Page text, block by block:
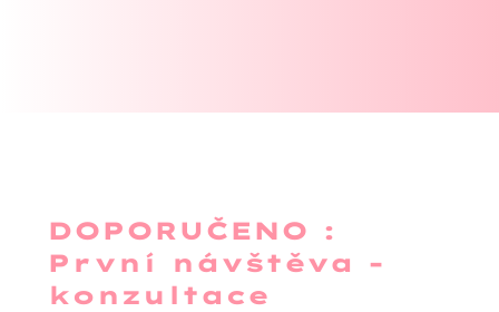
DOPORUČENO :
První návštěva -
konzultace